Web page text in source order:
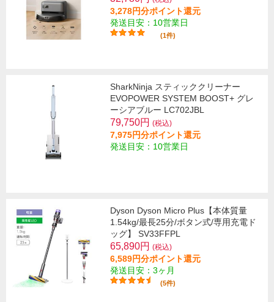
3,278円分ポイント還元
発送目安：10営業日
(1件)
SharkNinja スティッククリーナー
EVOPOWER SYSTEM BOOST+ グレ
ーシアブルー LC702JBL
79,750円 (税込)
7,975円分ポイント還元
発送目安：10営業日
Dyson Dyson Micro Plus【本体質量
1.54kg/最長25分/ボタン式/専用充電ド
ッグ】 SV33FFPL
65,890円 (税込)
6,589円分ポイント還元
発送目安：3ヶ月
(5件)